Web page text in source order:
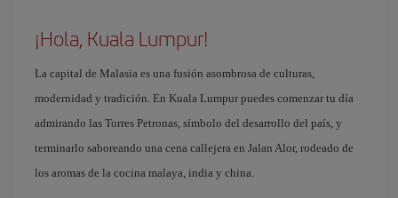
¡Hola, Kuala Lumpur!
La capital de Malasia es una fusión asombrosa de culturas,
modernidad y tradición. En Kuala Lumpur puedes comenzar tu día
admirando las Torres Petronas, símbolo del desarrollo del país, y
terminarlo saboreando una cena callejera en Jalan Alor, rodeado de
los aromas de la cocina malaya, india y china.